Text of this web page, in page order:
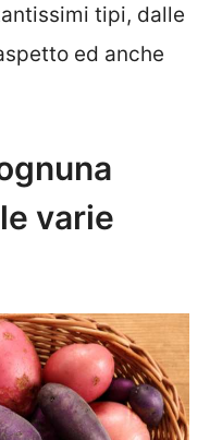
tipi, dalle
ed anche
varie